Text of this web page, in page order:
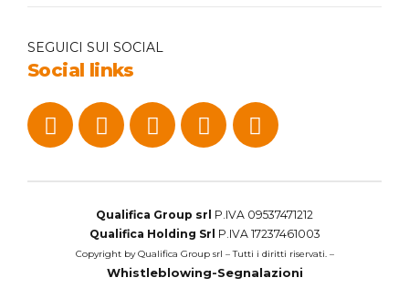
SEGUICI SUI SOCIAL
Social links
Qualifica Group srl P.IVA 09537471212
Qualifica Holding Srl P.IVA 17237461003
Copyright by Qualifica Group srl – Tutti i diritti riservati. –
Whistleblowing-Segnalazioni